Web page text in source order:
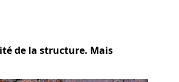
de la structure. Mais